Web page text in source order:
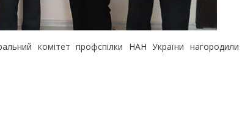
комітет профспілки НАН України нагородили